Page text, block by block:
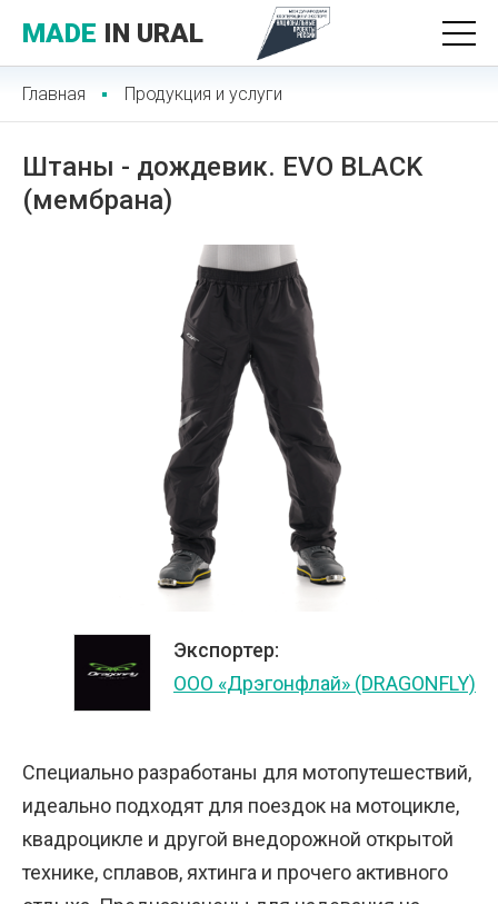
MADE IN URAL
Главная Продукция и услуги
Штаны - дождевик. EVO BLACK
(мембрана)
Экспортер:
ООО «Дрэгонфлай» (DRAGONFLY)
Специально разработаны для мотопутешествий,
идеально подходят для поездок на мотоцикле,
квадроцикле и другой внедорожной открытой
технике, сплавов, яхтинга и прочего активного